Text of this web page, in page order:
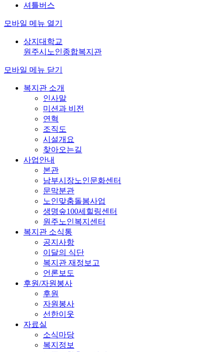
셔틀버스
모바일 메뉴 열기
상지대학교
원주시노인종합복지관
모바일 메뉴 닫기
복지관 소개
인사말
미션과 비전
연혁
조직도
시설개요
찾아오는길
사업안내
본관
남부시장노인문화센터
문막분관
노인맞춤돌봄사업
생명숲100세힐링센터
원주노인복지센터
복지관 소식통
공지사항
이달의 식단
복지관 재정보고
언론보도
후원/자원봉사
후원
자원봉사
선한이웃
자료실
소식마당
복지정보